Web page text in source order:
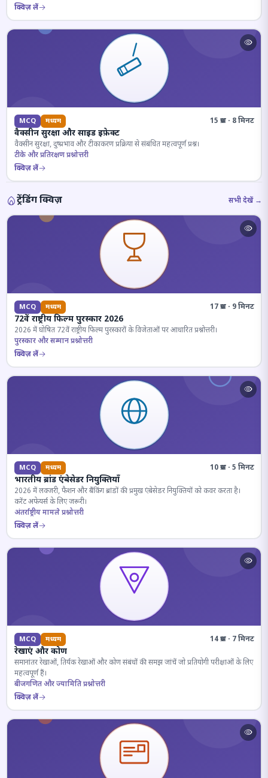
क्विज़ लें
MCQ मध्यम 15 प्रश्न · 8 मिनट
वैक्सीन सुरक्षा और साइड इफ़ेक्ट
वैक्सीन सुरक्षा, दुष्प्रभाव और टीकाकरण प्रक्रिया से संबंधित महत्वपूर्ण प्रश्न।
टीके और प्रतिरक्षण प्रश्नोत्तरी
क्विज़ लें
ट्रेंडिंग क्विज़ सभी देखें →
MCQ मध्यम 17 प्रश्न · 9 मिनट
72वें राष्ट्रीय फिल्म पुरस्कार 2026
2026 में घोषित 72वें राष्ट्रीय फिल्म पुरस्कारों के विजेताओं पर आधारित प्रश्नोत्तरी।
पुरस्कार और सम्मान प्रश्नोत्तरी
क्विज़ लें
MCQ मध्यम 10 प्रश्न · 5 मिनट
भारतीय ब्रांड एंबेसेडर नियुक्तियाँ
2026 में लक्जरी, फैशन और बैंकिंग ब्रांडों की प्रमुख एंबेसेडर नियुक्तियों को कवर करता है।
करेंट अफेयर्स के लिए जरूरी।
अंतर्राष्ट्रीय मामले प्रश्नोत्तरी
क्विज़ लें
MCQ मध्यम 14 प्रश्न · 7 मिनट
रेखाएं और कोण
समानांतर रेखाओं, तिर्यक रेखाओं और कोण संबंधों की समझ जांचें जो प्रतियोगी परीक्षाओं के लिए
महत्वपूर्ण हैं।
बीजगणित और ज्यामिति प्रश्नोत्तरी
क्विज़ लें